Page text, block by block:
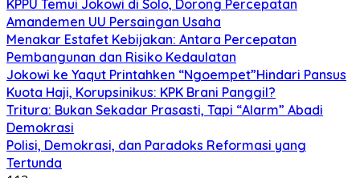
KPPU Temui Jokowi di Solo, Dorong Percepatan
Amandemen UU Persaingan Usaha
Menakar Estafet Kebijakan: Antara Percepatan
Pembangunan dan Risiko Kedaulatan
Jokowi ke Yaqut Printahken “Ngoempet”Hindari Pansus
Kuota Haji, Korupsinikus: KPK Brani Panggil?
Tritura: Bukan Sekadar Prasasti, Tapi “Alarm” Abadi
Demokrasi
Polisi, Demokrasi, dan Paradoks Reformasi yang
Tertunda